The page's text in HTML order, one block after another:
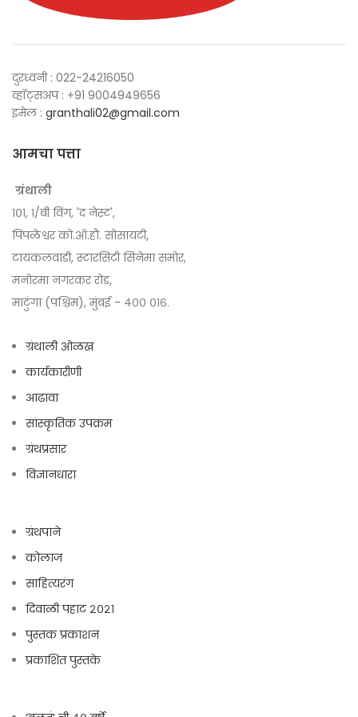
दुरध्वनी : 022-24216050
व्हॉट्सअप : +91 9004949656
इमेल : granthali02@gmail.com
आमचा पत्ता
ग्रंथाली
१०१, १/बी विंग, 'द नेस्ट',
पिंपळेश्वर को.ऑ.हौ. सोसायटी,
टायकलवाडी, स्टारसिटी सिनेमा समोर,
मनोरमा नगरकर रोड,
माटुंगा (पश्चिम), मुंबई - ४०० ०१६.
ग्रंथाली ओळख
कार्यकारीणी
आढावा
सांस्कृतिक उपक्रम
ग्रंथप्रसार
विज्ञानधारा
ग्रंथपाने
कोलाज
साहित्यरंग
दिवाळी पहाट २०२१
पुस्तक प्रकाशन
प्रकाशित पुस्तके